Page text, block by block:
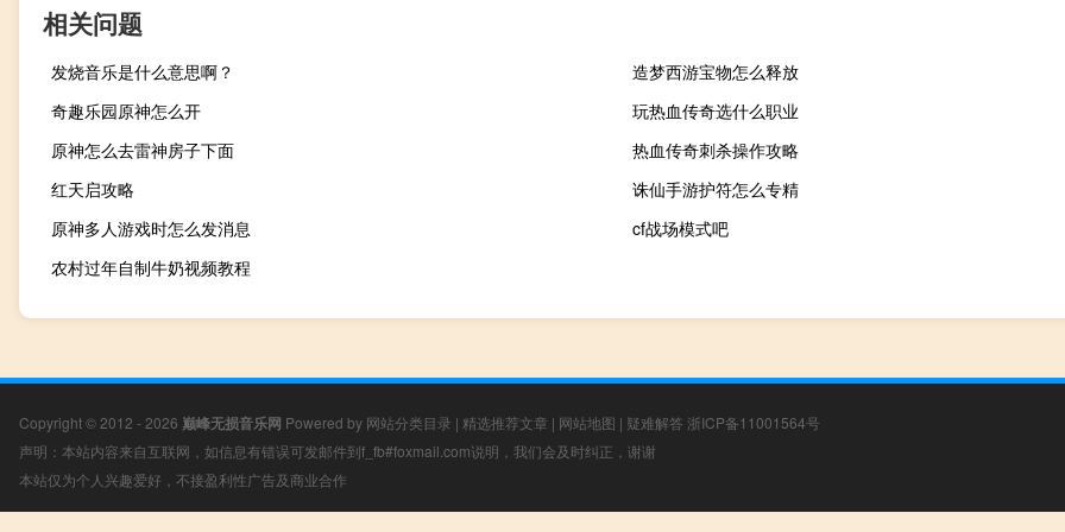
相关问题
发烧音乐是什么意思啊？
造梦西游宝物怎么释放
奇趣乐园原神怎么开
玩热血传奇选什么职业
原神怎么去雷神房子下面
热血传奇刺杀操作攻略
红天启攻略
诛仙手游护符怎么专精
原神多人游戏时怎么发消息
cf战场模式吧
农村过年自制牛奶视频教程
Copyright © 2012 - 2026 巅峰无损音乐网 Powered by 网站分类目录 | 精选推荐文章 | 网站地图 | 疑难解答 浙ICP备11001564号
声明：本站内容来自互联网，如信息有错误可发邮件到f_fb#foxmail.com说明，我们会及时纠正，谢谢
本站仅为个人兴趣爱好，不接盈利性广告及商业合作